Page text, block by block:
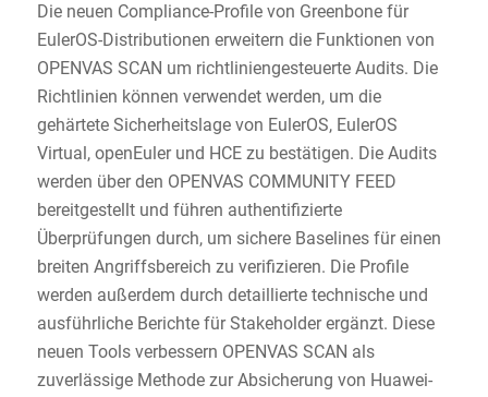
Die neuen Compliance-Profile von Greenbone für
EulerOS-Distributionen erweitern die Funktionen von
OPENVAS SCAN um richtliniengesteuerte Audits. Die
Richtlinien können verwendet werden, um die
gehärtete Sicherheitslage von EulerOS, EulerOS
Virtual, openEuler und HCE zu bestätigen. Die Audits
werden über den OPENVAS COMMUNITY FEED
bereitgestellt und führen authentifizierte
Überprüfungen durch, um sichere Baselines für einen
breiten Angriffsbereich zu verifizieren. Die Profile
werden außerdem durch detaillierte technische und
ausführliche Berichte für Stakeholder ergänzt. Diese
neuen Tools verbessern OPENVAS SCAN als
zuverlässige Methode zur Absicherung von Huawei-